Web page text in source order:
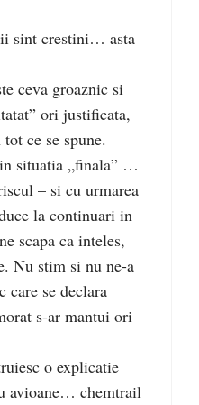
sint crestini… asta
ceva groaznic si
ori justificata,
ce se spune.
situatia „finala” …
– si cu urmarea
la continuari in
scapa ca inteles,
Nu stim si nu ne-a
care se declara
s-ar mantui ori
o explicatie
avioane… chemtrail